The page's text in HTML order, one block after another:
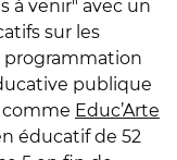
à venir" avec un
sur les
programmation
publique
Educ’Arte
éducatif de 52